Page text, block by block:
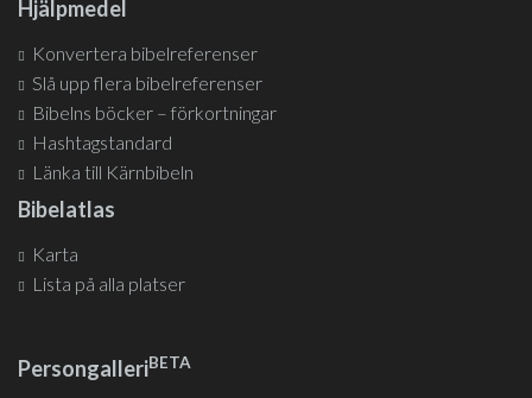
Hjälpmedel
Konvertera bibelreferenser
Slå upp flera bibelreferenser
Bibelns böcker – förkortningar
Hashtagstandard
Länka till Kärnbibeln
Bibelatlas
Karta
Lista på alla platser
PersongalleriBETA